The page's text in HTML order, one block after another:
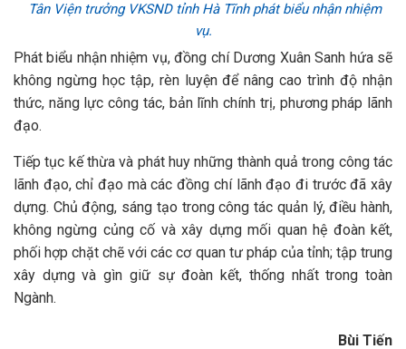
Tân Viện trưởng VKSND tỉnh Hà Tĩnh phát biểu nhận nhiệm
vụ.
Phát biểu nhận nhiệm vụ, đồng chí Dương Xuân Sanh hứa sẽ
không ngừng học tập, rèn luyện để nâng cao trình độ nhận
thức, năng lực công tác, bản lĩnh chính trị, phương pháp lãnh
đạo.
Tiếp tục kế thừa và phát huy những thành quả trong công tác
lãnh đạo, chỉ đạo mà các đồng chí lãnh đạo đi trước đã xây
dựng. Chủ động, sáng tạo trong công tác quản lý, điều hành,
không ngừng củng cố và xây dựng mối quan hệ đoàn kết,
phối hợp chặt chẽ với các cơ quan tư pháp của tỉnh; tập trung
xây dựng và gìn giữ sự đoàn kết, thống nhất trong toàn
Ngành.
Bùi Tiến